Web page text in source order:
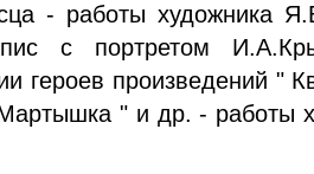
- работы художника
с портретом
героев произведений "
" и др. - работы